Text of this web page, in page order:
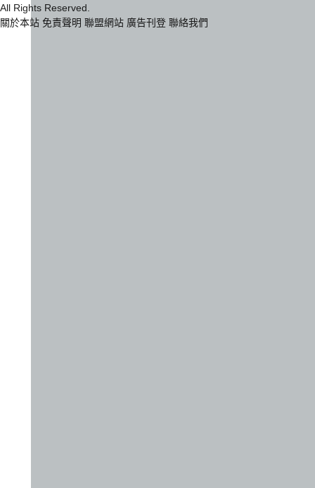
All Rights Reserved.
關於本站 免責聲明 聯盟網站 廣告刊登 聯絡我們